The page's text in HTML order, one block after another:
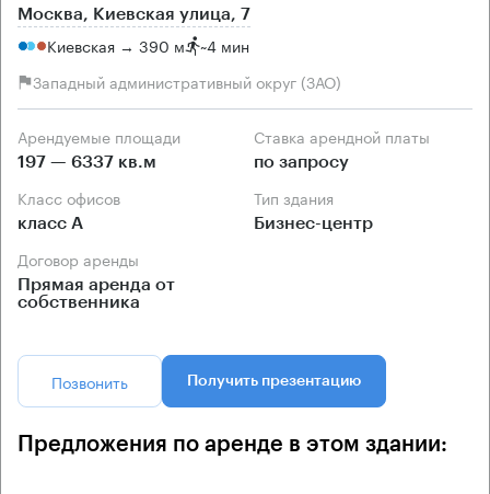
Москва, Киевская улица, 7
Киевская → 390 м ~4 мин
Западный административный округ (ЗАО)
Арендуемые площади
197 — 6337 кв.м
Ставка арендной платы
по запросу
Класс офисов
класс А
Тип здания
Бизнес-центр
Договор аренды
Прямая аренда от
собственника
Позвонить Получить презентацию
Предложения по аренде в этом здании: